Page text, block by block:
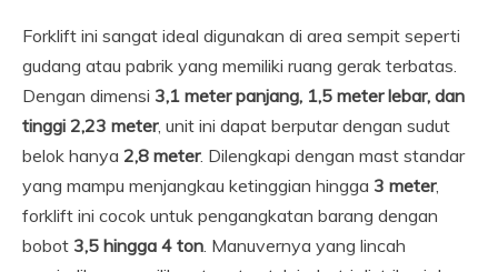
Forklift ini sangat ideal digunakan di area sempit seperti
gudang atau pabrik yang memiliki ruang gerak terbatas.
Dengan dimensi 3,1 meter panjang, 1,5 meter lebar, dan
tinggi 2,23 meter, unit ini dapat berputar dengan sudut
belok hanya 2,8 meter. Dilengkapi dengan mast standar
yang mampu menjangkau ketinggian hingga 3 meter,
forklift ini cocok untuk pengangkatan barang dengan
bobot 3,5 hingga 4 ton . Manuvernya yang lincah